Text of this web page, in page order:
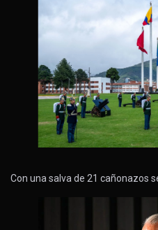
Con una salva de 21 cañonazos